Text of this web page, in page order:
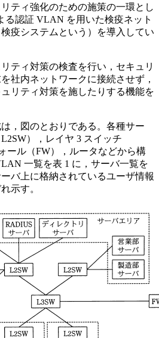
ティ強化のための施策の一環とし
る認証 VLAN を用いた検疫ネット
疫システムという）を導入してい
ティ対策の検査を行い，セキュリ
社内ネットワークに接続させず，
リティ対策を施したりする機能を
，図のとおりである。各種サー
），レイヤ 3 スイッチ
ール（FW），ルータなどから構
一覧を表 1 に，サーバ一覧を
バ上に格納されているユーザ情報
示す。